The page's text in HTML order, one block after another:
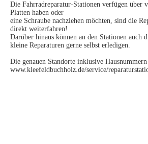
Die Fahrradreparatur-Stationen verfügen über
Platten haben oder
eine Schraube nachziehen möchten, sind die
direkt weiterfahren!
Darüber hinaus können an den Stationen
kleine Reparaturen gerne selbst erledigen.
Die genauen Standorte inklusive
www.kleefeldbuchholz.de/service/